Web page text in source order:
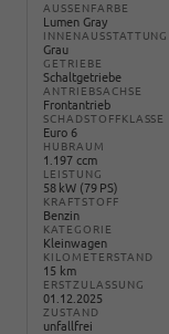
AUSSENFARBE
Lumen Gray
INNENAUSSTATTUNG
Grau
GETRIEBE
Schaltgetriebe
ANTRIEBSACHSE
Frontantrieb
SCHADSTOFFKLASSE
Euro 6
HUBRAUM
1.197 ccm
LEISTUNG
58 kW (79 PS)
KRAFTSTOFF
Benzin
KATEGORIE
Kleinwagen
KILOMETERSTAND
15 km
ERSTZULASSUNG
01.12.2025
ZUSTAND
unfallfrei